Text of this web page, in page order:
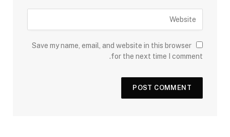
Save my name, email, and website in this browser
for the next time I comment.